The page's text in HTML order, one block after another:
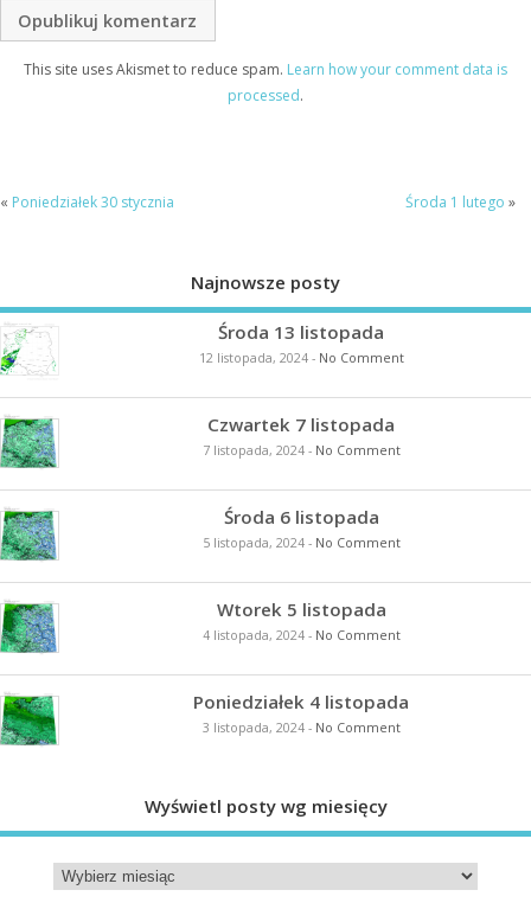
This site uses Akismet to reduce spam. Learn how your comment data is
processed.
« Poniedziałek 30 stycznia Środa 1 lutego »
Najnowsze posty
Środa 13 listopada
12 listopada, 2024- No Comment
Czwartek 7 listopada
7 listopada, 2024- No Comment
Środa 6 listopada
5 listopada, 2024- No Comment
Wtorek 5 listopada
4 listopada, 2024- No Comment
Poniedziałek 4 listopada
3 listopada, 2024- No Comment
Wyświetl posty wg miesięcy